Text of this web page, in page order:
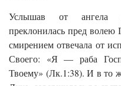
Услышав от ангела
преклонилась пред волею
смирением отвечала от
Своего: «Я — раба
Твоему» (Лк.1:38). И в то